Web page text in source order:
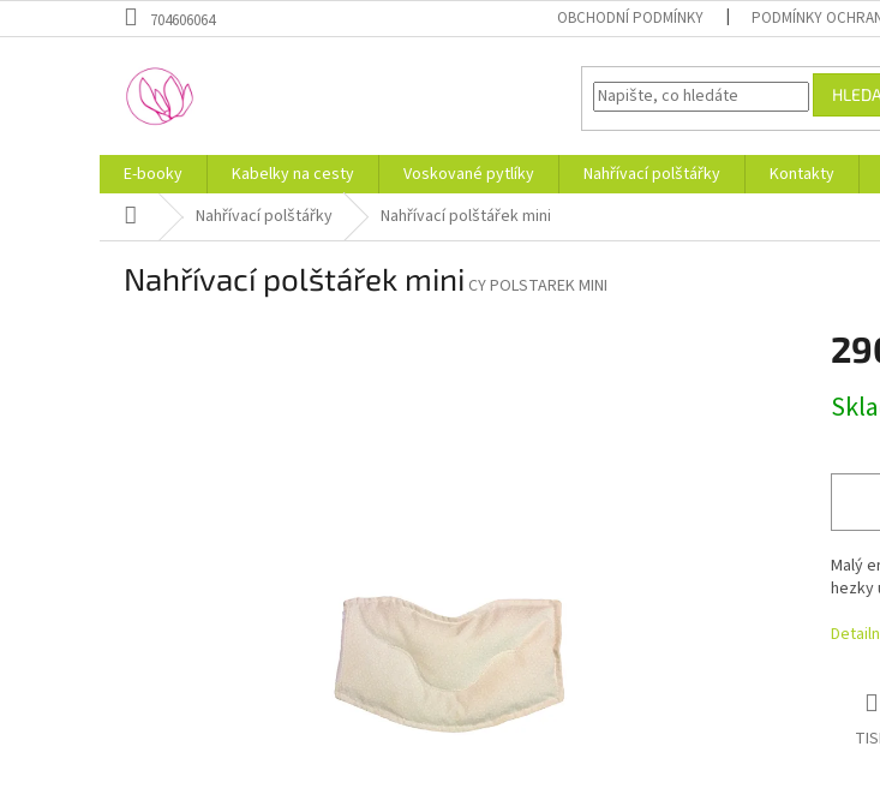
na
704606064 OBCHODNÍ PODMÍNKY PODMÍNKY
E-booky Kabelky na cesty Voskované pytlíky Nahřívací polštářky Kontakty
Domů Nahřívací polštářky Nahřívací polštářek mini
Nahřívací polštářek mini CY POLSTAREK MINI
cena:
Malý
hezky